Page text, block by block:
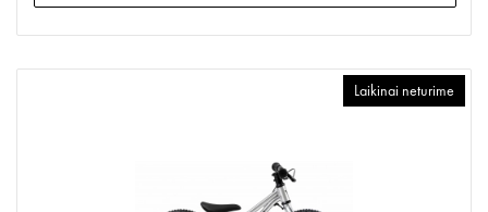
Laikinai neturime